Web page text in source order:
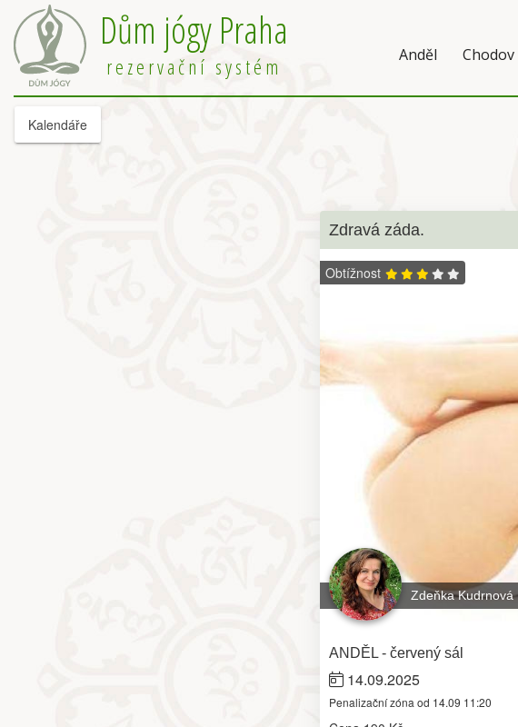
Dům jógy Praha
rezervační systém Anděl Chodov
Kalendáře
Zdravá záda.
Obtížnost
Zdeňka Kudrnová
ANDĚL - červený sál
14.09.2025
Penalizační zóna od 14.09 11:20